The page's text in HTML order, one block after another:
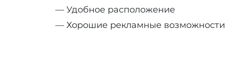
— Удобное расположение
— Хорошие рекламные возможности